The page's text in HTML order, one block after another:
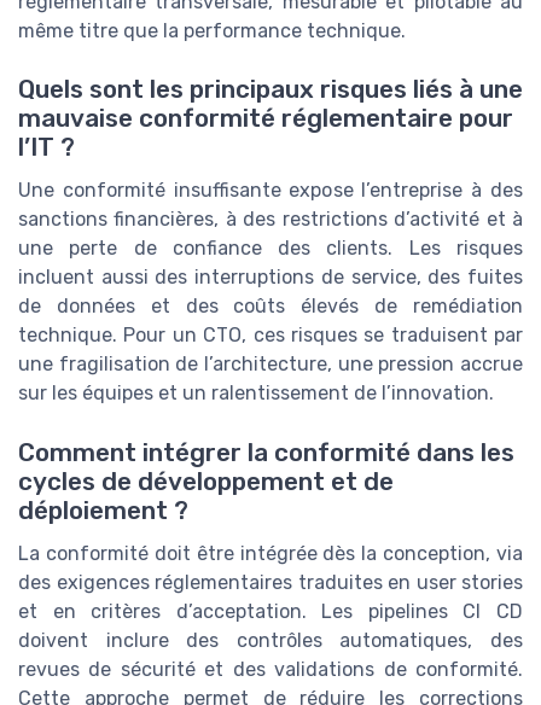
même titre que la performance technique.
Quels sont les principaux risques liés à une
mauvaise conformité réglementaire pour
l’IT ?
Une conformité insuffisante expose l’entreprise à des
sanctions financières, à des restrictions d’activité et à
une perte de confiance des clients. Les risques
incluent aussi des interruptions de service, des fuites
de données et des coûts élevés de remédiation
technique. Pour un CTO, ces risques se traduisent par
une fragilisation de l’architecture, une pression accrue
sur les équipes et un ralentissement de l’innovation.
Comment intégrer la conformité dans les
cycles de développement et de
déploiement ?
La conformité doit être intégrée dès la conception, via
des exigences réglementaires traduites en user stories
et en critères d’acceptation. Les pipelines CI CD
doivent inclure des contrôles automatiques, des
revues de sécurité et des validations de conformité.
Cette approche permet de réduire les corrections